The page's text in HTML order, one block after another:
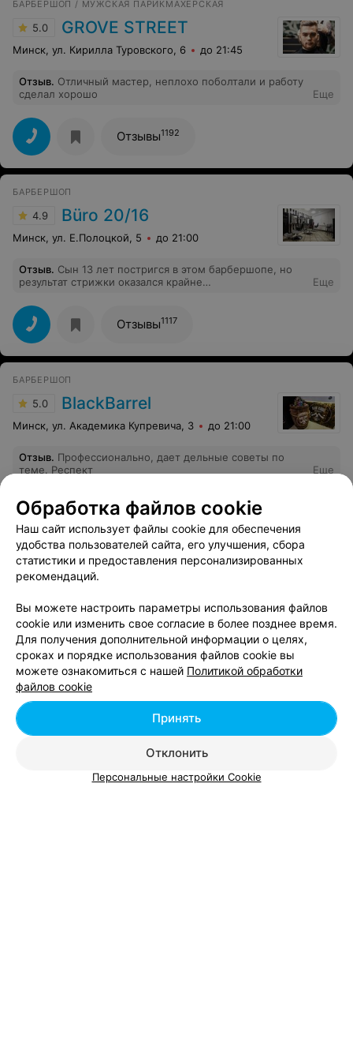
БАРБЕРШОП / МУЖСКАЯ ПАРИКМАХЕРСКАЯ
5.0 GROVE STREET
Минск, ул. Кирилла Туровского, 6 до 21:45
Отзыв. Отличный мастер, неплохо поболтали и работу
сделал хорошо
Еще
Отзывы1192
БАРБЕРШОП
4.9 Büro 20/16
Минск, ул. Е.Полоцкой, 5 до 21:00
Отзыв. Сын 13 лет постригся в этом барбершопе, но
результат стрижки оказался крайне
неаккуратно, нелепо. Когда мы вернулись, чтобы
исправить недочеты, мастера отказались признать
ошибки, заявили, что их работа и так хороша, и просто
вернули деньги без извинений. Книги жалоб на месте
не оказалось, что вызывает вопросы. В другом
плохо, и по возможности исправили ситуацию. Очень
жаль, что здесь не готовы отвечать за качество своей
работы и уважительно общаться с клиентами. Деньги
— не главное, важно отношение и профессионализм,
которых, увы, не увидела.
Еще
Отзывы1117
БАРБЕРШОП
5.0 BlackBarrel
Минск, ул. Академика Купревича, 3 до 21:00
Отзыв. Профессионально, дает дельные советы по
теме. Респект
Еще
Отзывы 2793 Все адреса
Ещё 1 адрес
Показать последние 15
1 2
Обработка файлов cookie
Наш сайт использует файлы cookie для обеспечения
удобства пользователей сайта, его улучшения, сбора
статистики и предоставления персонализированных
рекомендаций.
Вы можете настроить параметры использования файлов
cookie или изменить свое согласие в более позднее время.
Для получения дополнительной информации о целях,
сроках и порядке использования файлов cookie вы
можете ознакомиться с нашей Политикой обработки
файлов cookie
Отклонить
Принять
Персональные настройки Cookie